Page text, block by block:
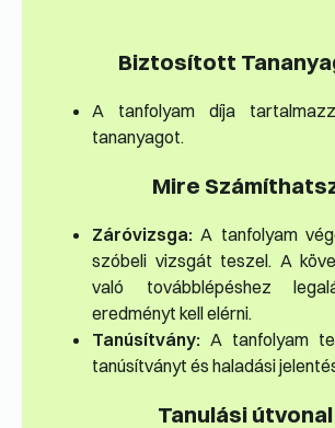
Biztosított
A tanfolyam díja
tananyagot.
Mire
Záróvizsga: A tanfolyam
szóbeli vizsgát teszel. A
való továbblépéshez
eredményt kell elérni.
Tanúsítvány: A tanfolyam
tanúsítványt és haladási
Tanulási útvonal